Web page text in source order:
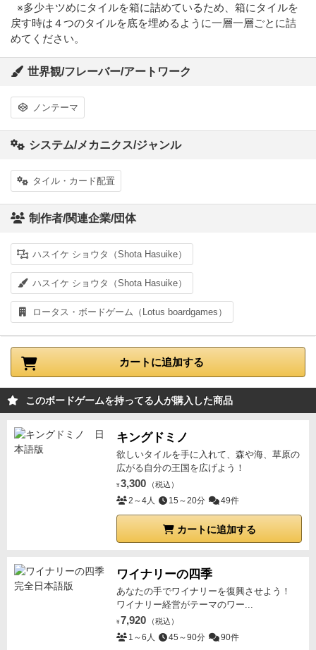
※多少キツめにタイルを箱に詰めているため、箱にタイルを
戻す時は４つのタイルを底を埋めるように一層一層ごとに詰
めてください。
世界観/フレーバー/アートワーク
ノンテーマ
システム/メカニクス/ジャンル
タイル・カード配置
制作者/関連企業/団体
ハスイケ ショウタ（Shota Hasuike）
ハスイケ ショウタ（Shota Hasuike）
ロータス・ボードゲーム（Lotus boardgames）
カートに追加する
このボードゲームを持ってる人が購入した商品
キングドミノ
欲しいタイルを手に入れて、森や海、草原の
広がる自分の王国を広げよう！
¥ 3,300 （税込）
2～4人 15～20分 49件
カートに追加する
ワイナリーの四季
あなたの手でワイナリーを復興させよう！
ワイナリー経営がテーマのワー...
¥ 7,920 （税込）
1～6人 45～90分 90件